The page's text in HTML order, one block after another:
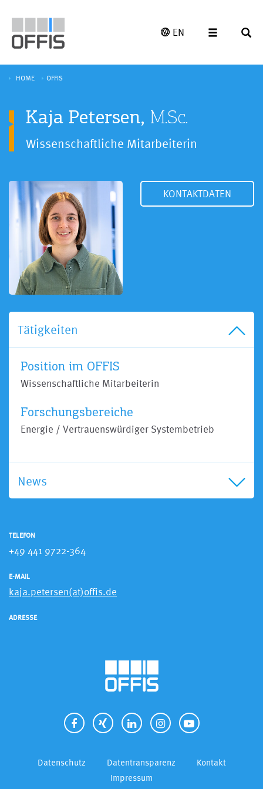
EN
HOME OFFIS
Kaja Petersen, M.Sc.
Wissenschaftliche Mitarbeiterin
KONTAKTDATEN
Tätigkeiten
Position im OFFIS
Wissenschaftliche Mitarbeiterin
Forschungsbereiche
Energie / Vertrauenswürdiger Systembetrieb
News
TELEFON
+49 441 9722-364
E-MAIL
kaja.petersen(at)offis.de
ADRESSE
Datenschutz Datentransparenz
Kontakt
Impressum